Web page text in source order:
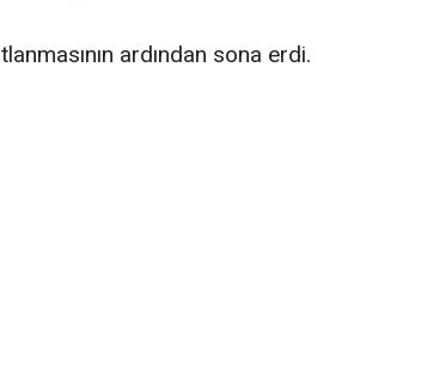
ardından sona erdi.